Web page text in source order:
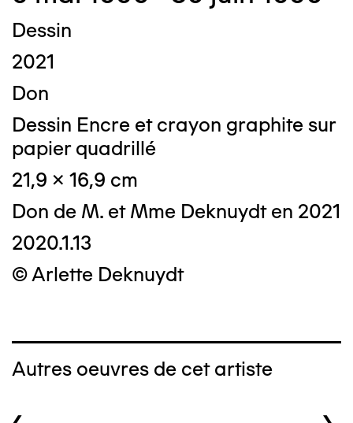
Dessin
2021
Don
Dessin Encre et crayon graphite sur
papier quadrillé
21,9 x 16,9 cm
Don de M. et Mme Deknuydt en 2021
2020.1.13
© Arlette Deknuydt
Autres oeuvres de cet artiste